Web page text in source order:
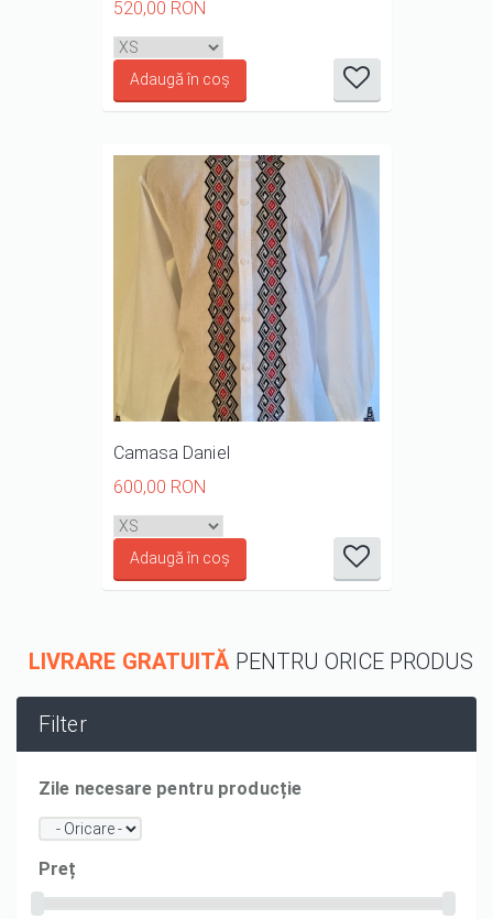
520,00 RON
3/54/55/5
Camasa Daniel
600,00 RON
3/54/55/5
LIVRARE GRATUITĂ PENTRU ORICE PRODUS
Filter
Zile necesare pentru producție
Preț